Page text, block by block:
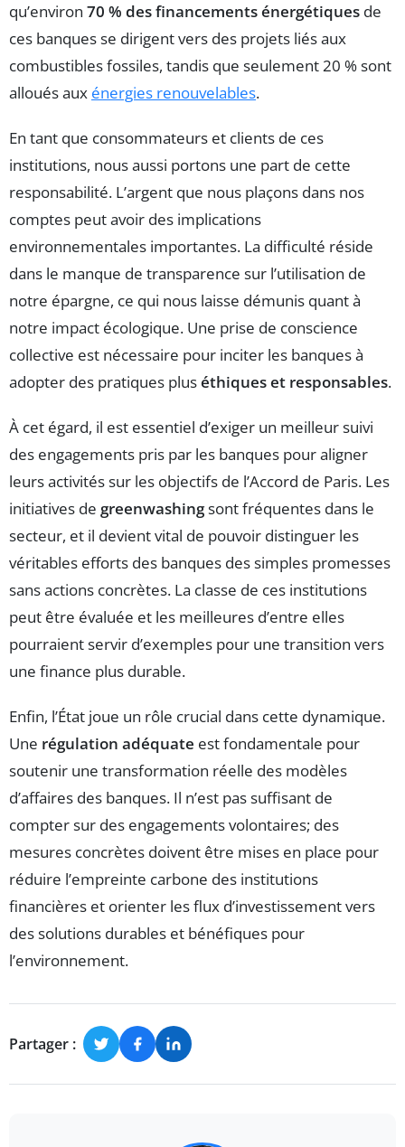
qu’environ 70 % des financements énergétiques de
ces banques se dirigent vers des projets liés aux
combustibles fossiles, tandis que seulement 20 % sont
alloués aux énergies renouvelables.
En tant que consommateurs et clients de ces
institutions, nous aussi portons une part de cette
responsabilité. L’argent que nous plaçons dans nos
comptes peut avoir des implications
environnementales importantes. La difficulté réside
dans le manque de transparence sur l’utilisation de
notre épargne, ce qui nous laisse démunis quant à
notre impact écologique. Une prise de conscience
collective est nécessaire pour inciter les banques à
adopter des pratiques pluséthiques et responsables.
À cet égard, il est essentiel d’exiger un meilleur suivi
des engagements pris par les banques pour aligner
leurs activités sur les objectifs de l’Accord de Paris. Les
initiatives de greenwashingsont fréquentes dans le
secteur, et il devient vital de pouvoir distinguer les
véritables efforts des banques des simples promesses
sans actions concrètes. La classe de ces institutions
peut être évaluée et les meilleures d’entre elles
pourraient servir d’exemples pour une transition vers
une finance plus durable.
Enfin, l’État joue un rôle crucial dans cette dynamique.
Une régulation adéquate est fondamentale pour
soutenir une transformation réelle des modèles
d’affaires des banques. Il n’est pas suffisant de
compter sur des engagements volontaires; des
mesures concrètes doivent être mises en place pour
réduire l’empreinte carbone des institutions
financières et orienter les flux d’investissement vers
des solutions durables et bénéfiques pour
l’environnement.
Partager :